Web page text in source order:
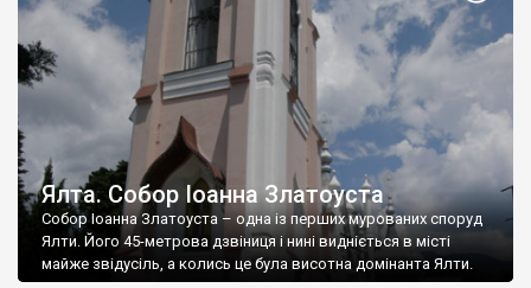
Ялта. Собор Іоанна Златоуста
Собор Іоанна Златоуста – одна із перших мурованих споруд
Ялти. Його 45-метрова дзвіниця і нині видніється в місті
майже звідусіль, а колись це була висотна домінанта Ялти.